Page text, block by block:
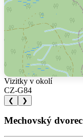
Vizitky v okolí
CZ-G84
❮ ❯
Mechovský dvorec